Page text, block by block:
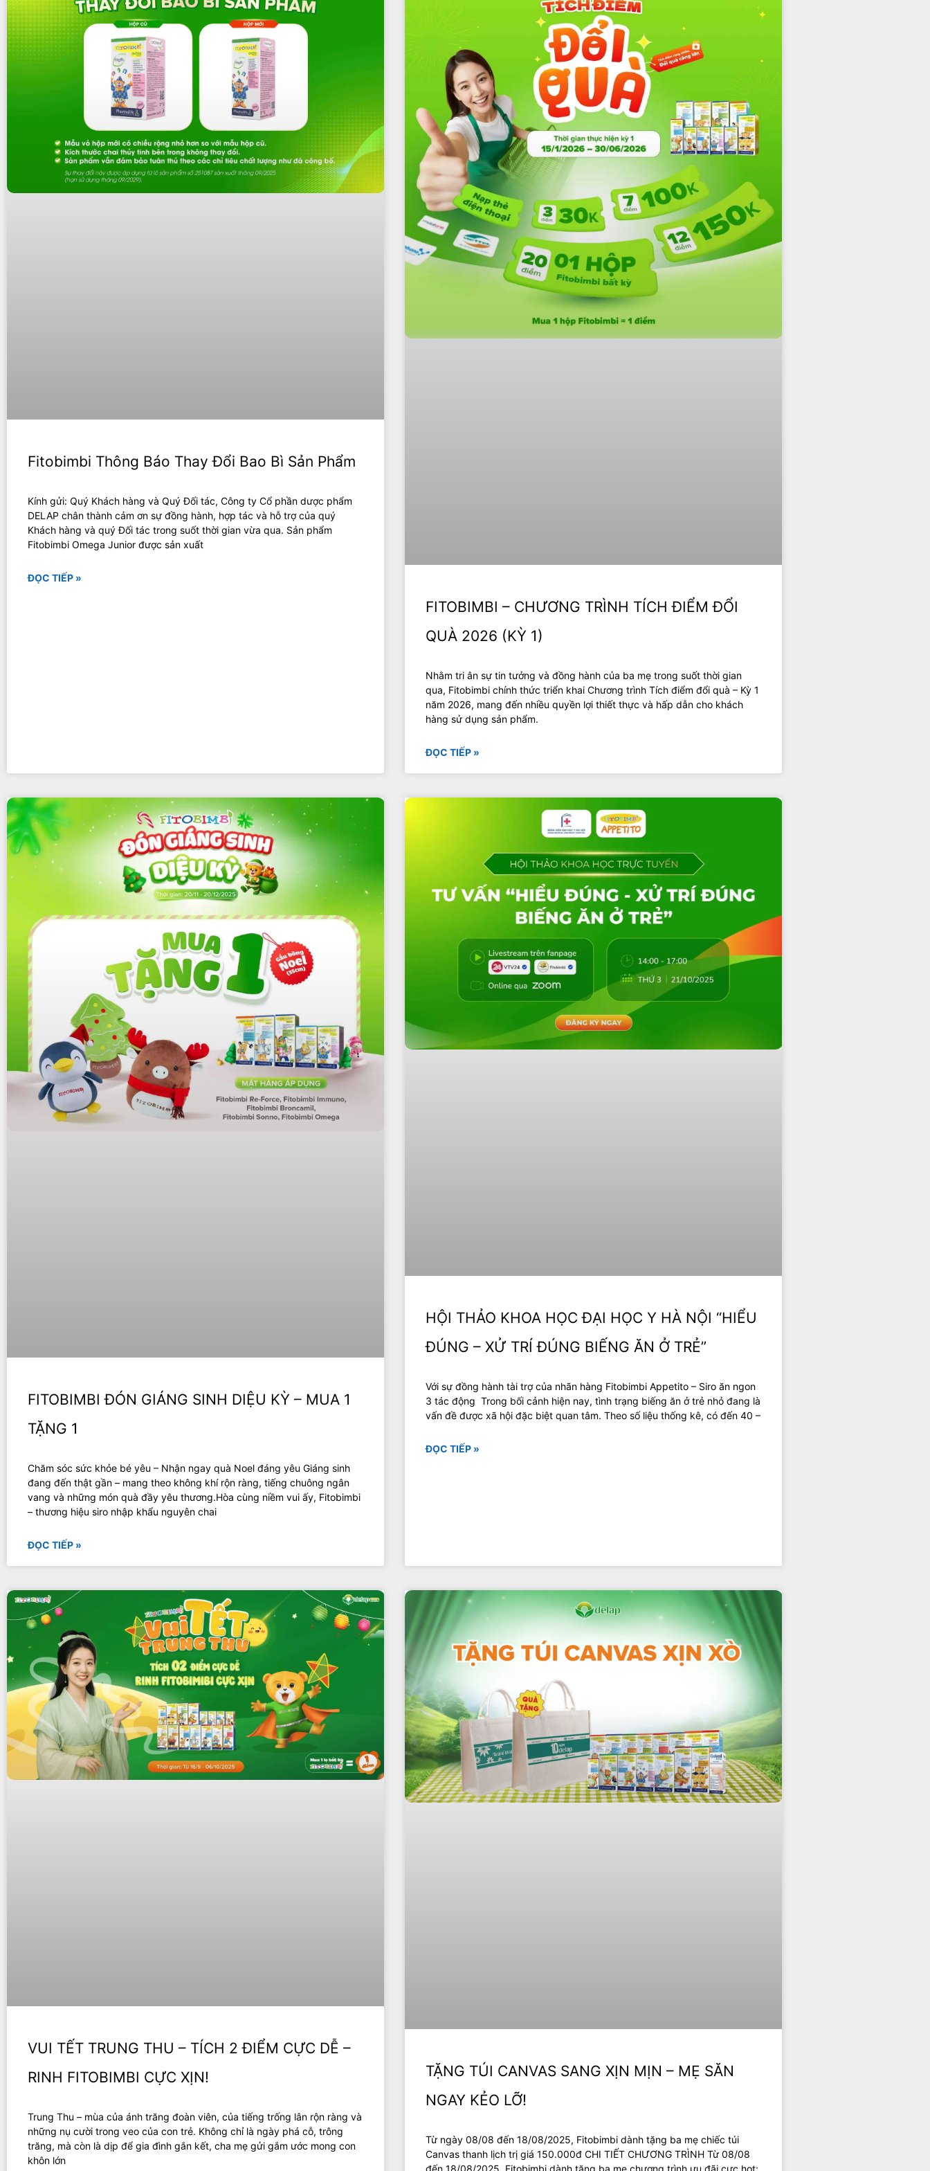
Fitobimbi Thông Báo Thay Đổi Bao Bì Sản Phẩm
Kính gửi: Quý Khách hàng và Quý Đối tác, Công ty Cổ phần dược phẩm
DELAP chân thành cảm ơn sự đồng hành, hợp tác và hỗ trợ của quý
Khách hàng và quý Đối tác trong suốt thời gian vừa qua. Sản phẩm
Fitobimbi Omega Junior được sản xuất
ĐỌC TIẾP »
FITOBIMBI – CHƯƠNG TRÌNH TÍCH ĐIỂM ĐỔI
QUÀ 2026 (KỲ 1)
Nhằm tri ân sự tin tưởng và đồng hành của ba mẹ trong suốt thời gian
qua, Fitobimbi chính thức triển khai Chương trình Tích điểm đổi quà – Kỳ 1
năm 2026, mang đến nhiều quyền lợi thiết thực và hấp dẫn cho khách
hàng sử dụng sản phẩm.
ĐỌC TIẾP »
FITOBIMBI ĐÓN GIÁNG SINH DIỆU KỲ – MUA 1
TẶNG 1
Chăm sóc sức khỏe bé yêu – Nhận ngay quà Noel đáng yêu Giáng sinh
đang đến thật gần – mang theo không khí rộn ràng, tiếng chuông ngân
vang và những món quà đầy yêu thương.Hòa cùng niềm vui ấy, Fitobimbi
– thương hiệu siro nhập khẩu nguyên chai
ĐỌC TIẾP »
HỘI THẢO KHOA HỌC ĐẠI HỌC Y HÀ NỘI “HIỂU
ĐÚNG – XỬ TRÍ ĐÚNG BIẾNG ĂN Ở TRẺ”
Với sự đồng hành tài trợ của nhãn hàng Fitobimbi Appetito – Siro ăn ngon
3 tác động Trong bối cảnh hiện nay, tình trạng biếng ăn ở trẻ nhỏ đang là
vấn đề được xã hội đặc biệt quan tâm. Theo số liệu thống kê, có đến 40 –
ĐỌC TIẾP »
VUI TẾT TRUNG THU – TÍCH 2 ĐIỂM CỰC DỄ –
RINH FITOBIMBI CỰC XỊN!
Trung Thu – mùa của ánh trăng đoàn viên, của tiếng trống lân rộn ràng và
những nụ cười trong veo của con trẻ. Không chỉ là ngày phá cỗ, trông
trăng, mà còn là dịp để gia đình gắn kết, cha mẹ gửi gắm ước mong con
khôn lớn
TẶNG TÚI CANVAS SANG XỊN MỊN – MẸ SĂN
NGAY KẺO LỠ!
Từ ngày 08/08 đến 18/08/2025, Fitobimbi dành tặng ba mẹ chiếc túi
Canvas thanh lịch trị giá 150.000đ CHI TIẾT CHƯƠNG TRÌNH Từ 08/08